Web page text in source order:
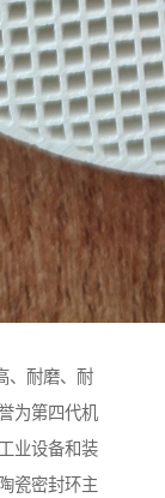
、耐磨、耐
为第四代机
业设备和装
瓷密封环主